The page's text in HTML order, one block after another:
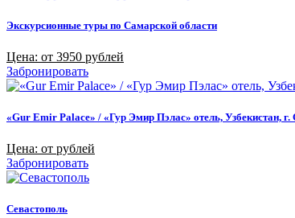
Экскурсионные туры по Самарской области
Цена: от 3950 рублей
Забронировать
«Gur Emir Palace» / «Гур Эмир Пэлас» отель, Узбекистан,
Цена: от рублей
Забронировать
Севастополь